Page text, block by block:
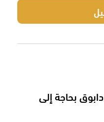
بحاجة إلى